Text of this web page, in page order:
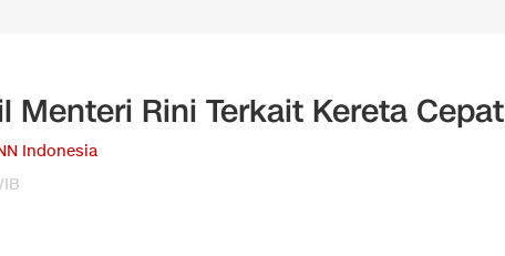
Menteri Rini Terkait Kereta Cepat
Indonesia